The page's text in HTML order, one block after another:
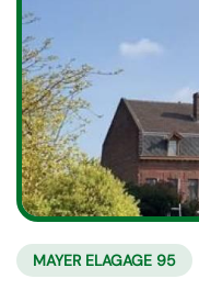
MAYER ELAGAGE 95